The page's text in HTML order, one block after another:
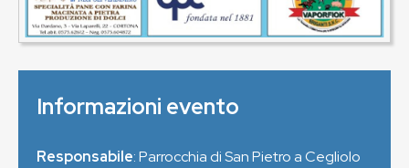
Informazioni evento
Responsabile: Parrocchia di San Pietro a Cegliolo